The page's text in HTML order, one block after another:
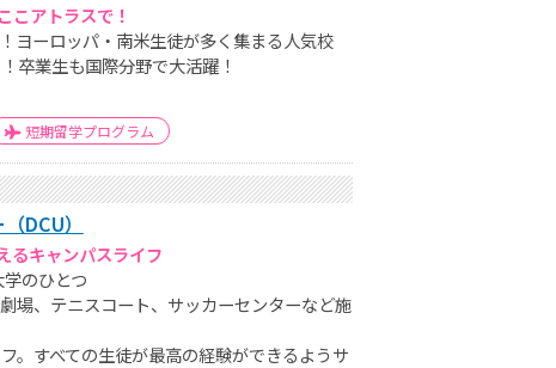
こアトラスで！
ヨーロッパ・南米生徒が多く集まる人気校
卒業生も国際分野で大活躍！
短期留学プログラム
DCU）
るキャンパスライフ
のひとつ
場、テニスコート、サッカーセンターなど施
。すべての生徒が最高の経験ができるようサ